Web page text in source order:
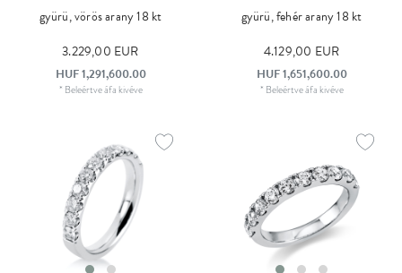
gyürü, vörös arany 18 kt
3.229,00 EUR
HUF 1,291,600.00
* Beleértve áfa kivéve
gyürü, fehér arany 18 kt
4.129,00 EUR
HUF 1,651,600.00
* Beleértve áfa kivéve